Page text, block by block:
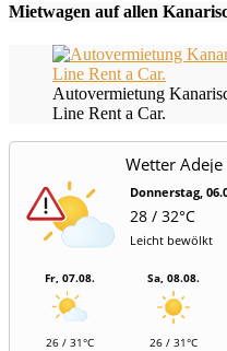
Mietwagen auf allen
Autovermietung
Line Rent a Car.
Wetter Adeje
Donnerstag,
28 / 32°C
Leicht bewölkt
Fr, 07.08.
26 / 31°C
Sa, 08.08.
26 / 31°C